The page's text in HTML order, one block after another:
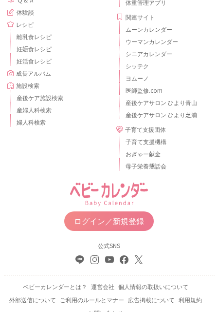
体験談
レシピ
離乳食レシピ
妊娠食レシピ
妊活食レシピ
成長アルバム
施設検索
産後ケア施設検索
産婦人科検索
婦人科検索
体重管理アプリ
関連サイト
ムーンカレンダー
ウーマンカレンダー
シニアカレンダー
シッテク
ヨムーノ
医師監修.com
産後ケアサロン ひより青山
産後ケアサロン ひより芝浦
子育て支援団体
子育て支援機構
おぎゃー献金
母子栄養懇話会
ログイン／新規登録
公式SNS
ベビーカレンダーとは？ 運営会社 個人情報の取扱いについて
外部送信について
ご利用のルールとマナー 広告掲載について 利用規約